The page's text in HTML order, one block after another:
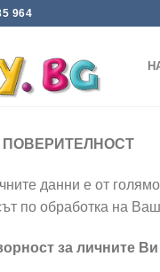
964
ПОВЕРИТЕЛНОСТ
данни е от
по обработка на
за личните